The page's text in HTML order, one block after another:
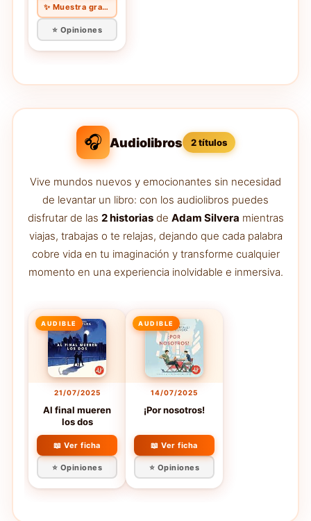
✨ Muestra gratis
⭐ Opiniones
🎧 Audiolibros 2 títulos
Vive mundos nuevos y emocionantes sin necesidad
de levantar un libro: con los audiolibros puedes
disfrutar de las 2 historiasde Adam Silvera mientras
viajas, trabajas o te relajas, dejando que cada palabra
cobre vida en tu imaginación y transforme cualquier
momento en una experiencia inolvidable e inmersiva.
AUDIBLE
21/07/2025
Al final mueren
los dos
📖 Ver ficha
⭐ Opiniones
AUDIBLE
14/07/2025
¡Por nosotros!
📖 Ver ficha
⭐ Opiniones